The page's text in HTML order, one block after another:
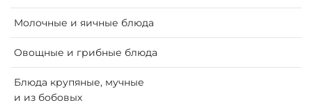
Молочные и яичные блюда
Oвощные и грибные блюда
Блюда крупяные, мучные
и из бобовых